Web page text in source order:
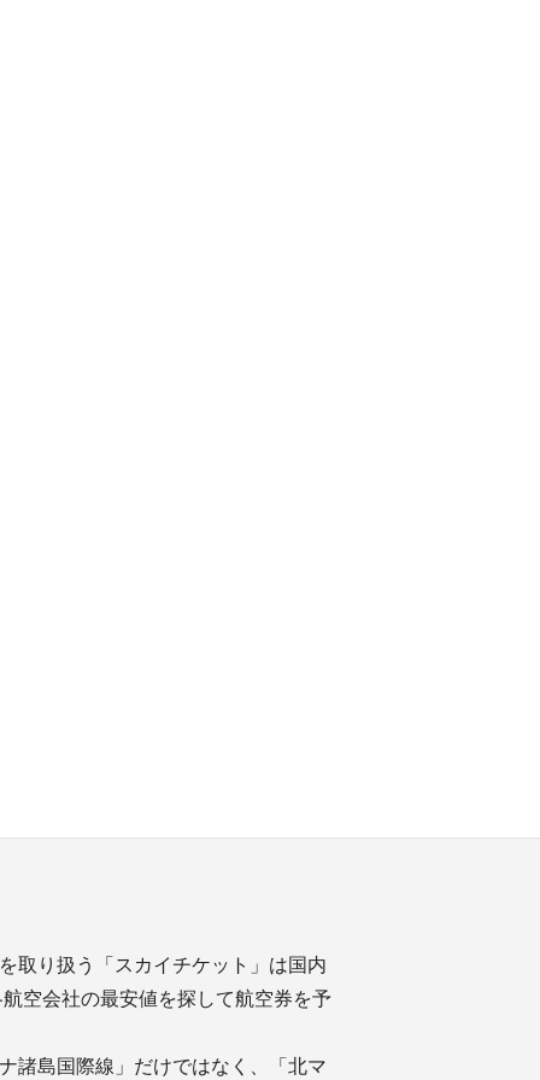
取り扱う「スカイチケット」は国内
空会社の最安値を探して航空券を予
諸島国際線」だけではなく、「北マ